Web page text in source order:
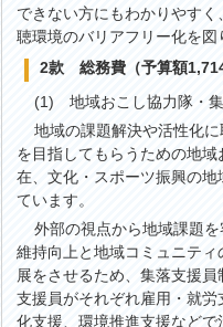
できない方にもわかりやす
聴環境のバリアフリー化を図
2款 総務費（予算額
(1) 地域おこし協力隊・
地域の課題解決や活性化
を目指してもらうための地
在、文化・スポーツ振興の
ています。
外部の視点から地域課題
維持向上と地域コミュニテ
展をさせるため、集落支援
支援員がそれぞれ雇用・就
化支援、環境推進支援などで